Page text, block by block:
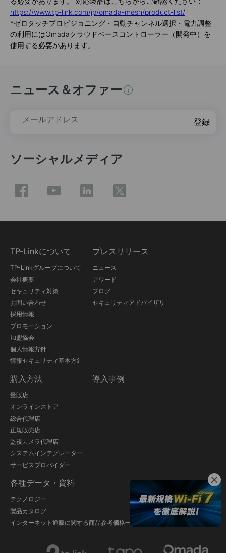
https://www.tp-link.com/jp/omada-mesh/product-list/
*ゼロタッチプロビジョニング・自動チャンネル選択・電力調整
の利用にはOmadaクラウドベースコントローラー（開発中）を
使用する必要があります。
ニュース＆オファー
メールアドレス 登録
ソーシャルメディア
TP-Linkについて
TP-Linkグループについて
会社概要
セキュリティ対策
お問い合わせ
採用情報
プロモーション
加盟協会
個人情報方針
情報セキュリティ基本方針
プレスリリース
ニュース
アワード
ブログ
セキュリティアドバイザリ
購入方法
量販店
オンラインストア
総合代理店
正規販売店
監視カメラ代理店
システムインテグレーター
サービスプロバイダー
導入事例
各種データ・資料
テクノロジー
製品カタログ
インターネット通販に関する商品参考価格一覧